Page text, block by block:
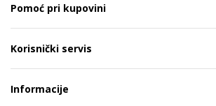
Pomoć pri kupovini
Korisnički servis
Informacije